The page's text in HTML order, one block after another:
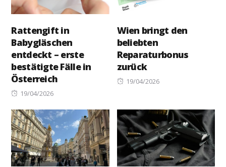
Rattengift in
Babygläschen
entdeckt – erste
bestätigte Fälle in
Österreich
Posted
19/04/2026
Wien bringt den
beliebten
Reparaturbonus
zurück
Posted
19/04/2026